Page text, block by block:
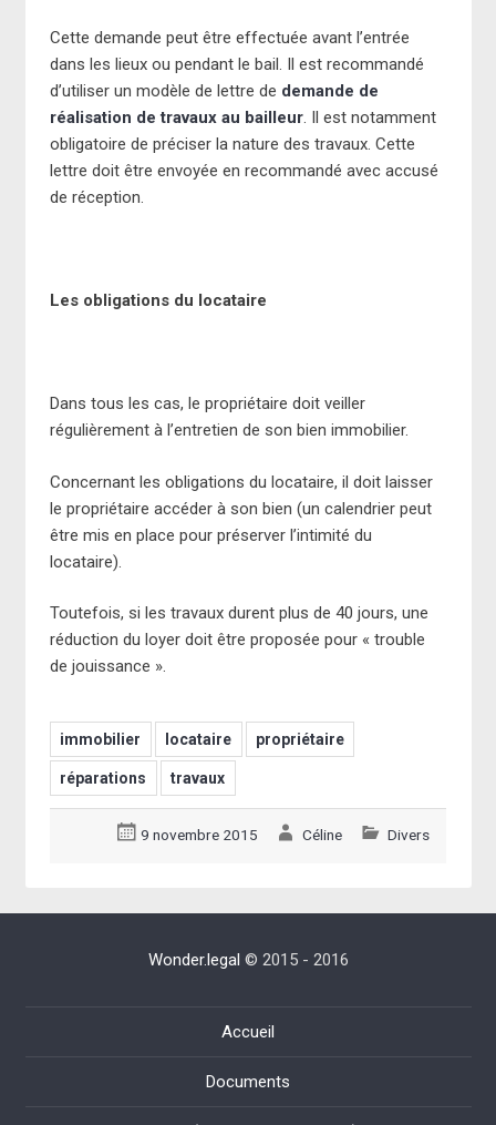
Cette demande peut être effectuée avant l’entrée
dans les lieux ou pendant le bail. Il est recommandé
d’utiliser un modèle de lettre de demande de
réalisation de travaux au bailleur. Il est notamment
obligatoire de préciser la nature des travaux. Cette
lettre doit être envoyée en recommandé avec accusé
de réception.
Les obligations du locataire
Dans tous les cas, le propriétaire doit veiller
régulièrement à l’entretien de son bien immobilier.
Concernant les obligations du locataire, il doit laisser
le propriétaire accéder à son bien (un calendrier peut
être mis en place pour préserver l’intimité du
locataire).
Toutefois, si les travaux durent plus de 40 jours, une
réduction du loyer doit être proposée pour « trouble
de jouissance ».
immobilier locataire propriétaire
réparations travaux
9 novembre 2015 Céline Divers
Wonder.legal © 2015 - 2016
Accueil
Documents